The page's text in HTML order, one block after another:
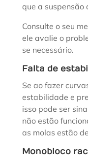
que a suspensão
Consulte o seu
ele avalie o
se necessário.
Falta de
Se ao fazer
estabilidade e
isso pode ser
não estão
as molas estão
Monobloco